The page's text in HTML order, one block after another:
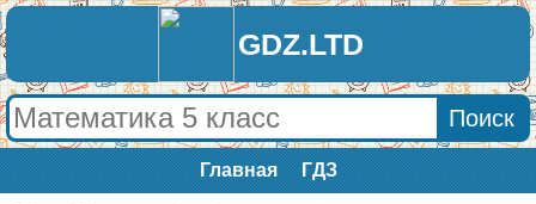
GDZ.LTD
Главная ГДЗ